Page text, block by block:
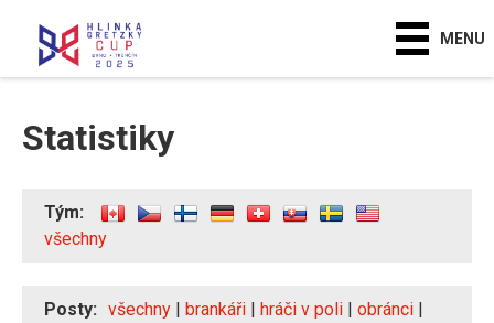
MENU
Statistiky
Tým:
všechny
Posty: všechny | brankáři | hráči v poli | obránci |